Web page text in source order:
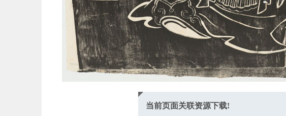
当前页面关联资源下载!